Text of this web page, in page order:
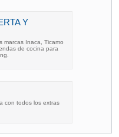
Y
marcas Inaca, Ticamo
de cocina para
con todos los extras